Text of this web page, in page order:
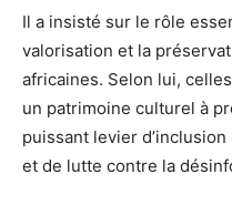
Il a insisté sur le rôle
valorisation et la
africaines. Selon lui,
un patrimoine culturel à
puissant levier
et de lutte contre la